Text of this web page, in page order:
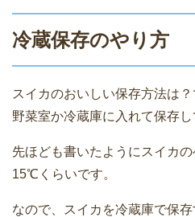
冷蔵保存のやり方
スイカのおいしい保存方法は
野菜室か冷蔵庫に入れて保存し
先ほども書いたようにスイカ
15℃くらいです。
なので、スイカを冷蔵庫で保